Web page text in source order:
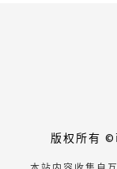
版权所有 ©